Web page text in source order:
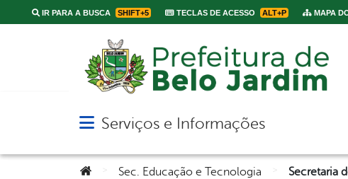
IR PARA A BUSCA SHIFT+5 TECLAS DE ACESSO ALT+P MAPA
Abrir menu principal de navegação
Serviços e Informações
Você está aqui:Sec. Educação e Tecnologia